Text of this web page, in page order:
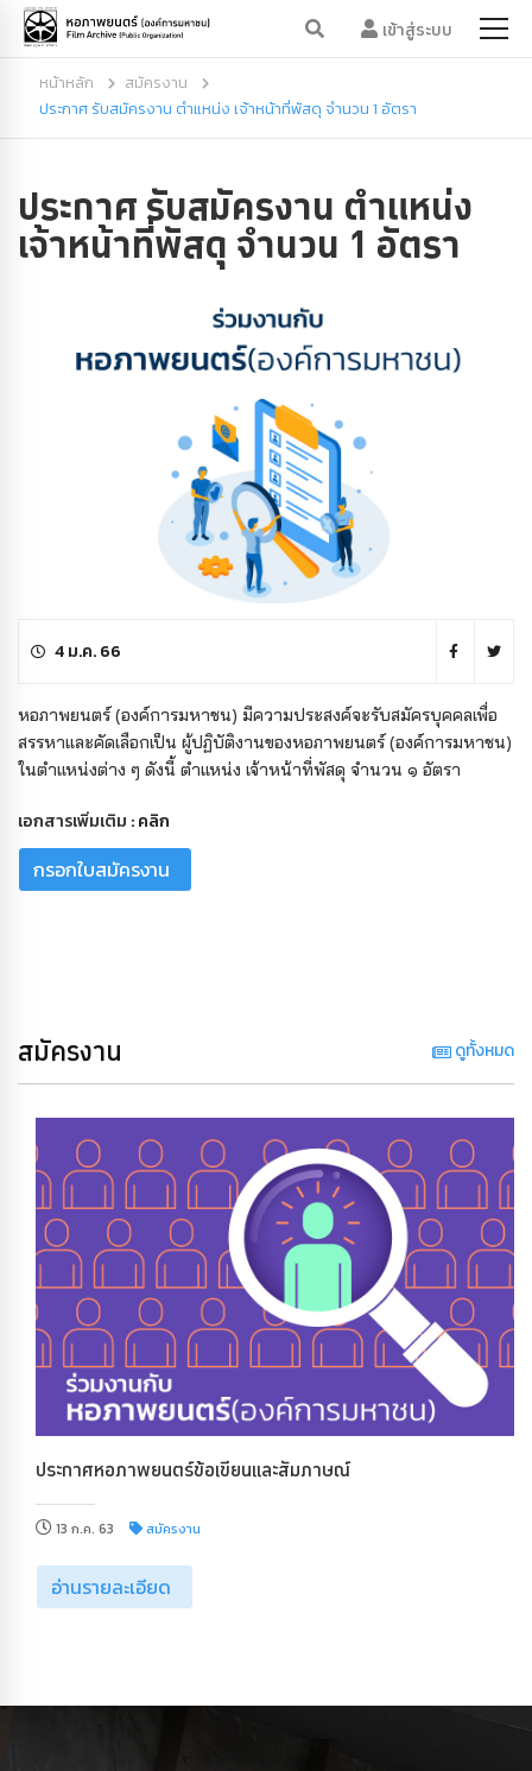
เข้าสู่ระบบ
หน้าหลัก
สมัครงาน
ประกาศ รับสมัครงาน ตำแหน่ง เจ้าหน้าที่พัสดุ จำนวน 1 อัตรา
ประกาศ รับสมัครงาน ตำแหน่ง
เจ้าหน้าที่พัสดุ จำนวน 1 อัตรา
4 ม.ค. 66
หอภาพยนตร์ (องค์การมหาชน) มีความประสงค์จะรับสมัครบุคคลเพื่อ
สรรหาและคัดเลือกเป็น ผู้ปฏิบัติงานของหอภาพยนตร์ (องค์การมหาชน)
ในตำแหน่งต่าง ๆ ดังนี้ ตำแหน่ง เจ้าหน้าที่พัสดุ จำนวน ๑ อัตรา
เอกสารเพิ่มเติม :คลิก
กรอกใบสมัครงาน
สมัครงาน ดูทั้งหมด
ประกาศหอภาพยนตร์ข้อเขียนและสัมภาษณ์
13 ก.ค. 63 สมัครงาน
อ่านรายละเอียด